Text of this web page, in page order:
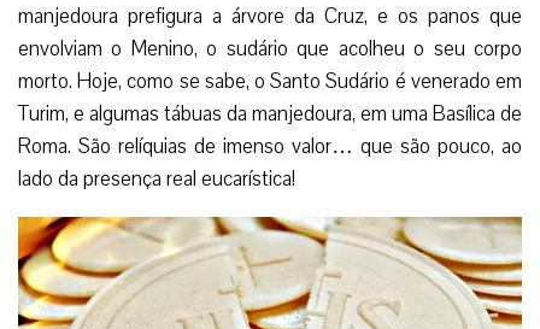
manjedoura prefigura a árvore da Cruz, e os panos que
envolviam o Menino, o sudário que acolheu o seu corpo
morto. Hoje, como se sabe, o Santo Sudário é venerado em
Turim, e algumas tábuas da manjedoura, em uma Basílica de
Roma. São relíquias de imenso valor… que são pouco, ao
lado da presença real eucarística!